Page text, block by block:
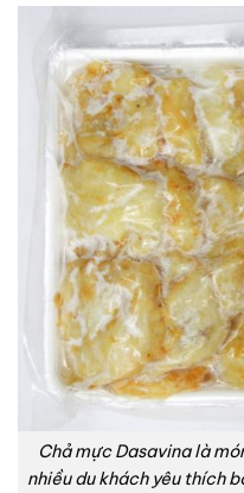
Chả mực Dasavina là
nhiều du khách yêu thích